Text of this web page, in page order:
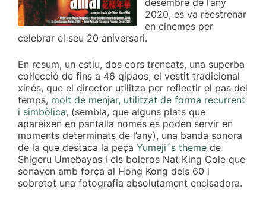
desembre de l’any
2020, es va reestrenar
en cinemes per
celebrar el seu 20 aniversari.
En resum, un estiu, dos cors trencats, una superba
col·lecció de fins a 46 qipaos, el vestit tradicional
xinés, que el director utilitza per reflectir el pas del
temps, molt de menjar, utilitzat de forma recurrent
i simbòlica, (sembla, que alguns plats que
apareixen en pantalla només es poden servir en
moments determinats de l’any), una banda sonora
de la que destaca la peça Yumeji´s theme de
Shigeru Umebayas i els boleros Nat King Cole que
sonaven amb força al Hong Kong dels 60 i
sobretot una fotografia absolutament encisadora.